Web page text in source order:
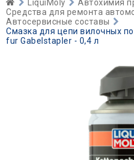
LiquiMoly
Автохимия
Средства для ремонта
Автосервисные составы
Смазка для цепи вилочных
fur Gabelstapler - 0,4 л